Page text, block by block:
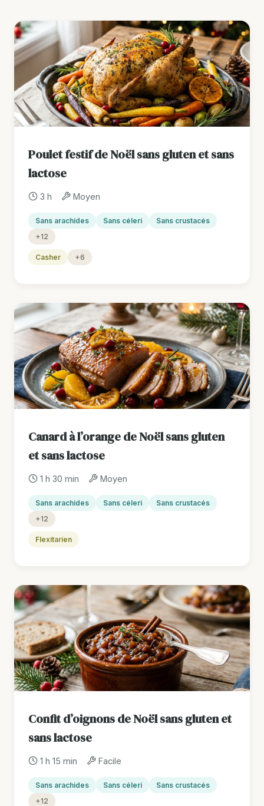
Poulet festif de Noël sans gluten et sans
lactose
3 h Moyen
Sans arachides Sans céleri
Sans crustacés
+12
Casher +6
Canard à l’orange de Noël sans gluten
et sans lactose
1 h 30 min Moyen
Sans arachides Sans céleri
Sans crustacés
+12
Flexitarien
Confit d’oignons de Noël sans gluten et
sans lactose
1 h 15 min Facile
Sans arachides Sans céleri
Sans crustacés
+12